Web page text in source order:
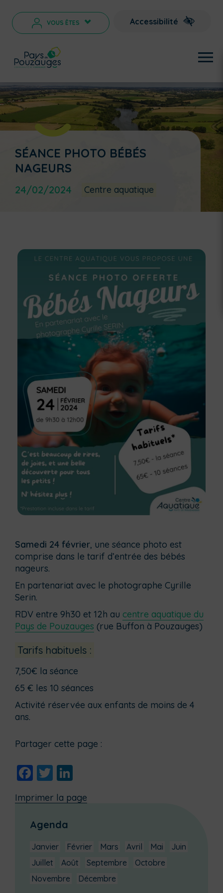
VOUS ÊTES > Accessibilité
SÉANCE PHOTO BÉBÉS
NAGEURS
24/02/2024 Centre aquatique
Samedi 24 février, une séance photo est
comprise dans le tarif d’entrée des bébés
nageurs.
En partenariat avec le photographe Cyrille
Serin.
RDV entre 9h30 et 12h au centre aquatique du
Pays de Pouzauges (rue Buffon à Pouzauges)
Tarifs habituels :
7,50€ la séance
65 € les 10 séances
Activité réservée aux enfants de moins de 4
ans.
Partager cette page :
Facebook
Twitter
Imprimer la page
Agenda
Janvier Février Mars Avril Mai
Juin
Juillet
Août Septembre
Octobre
Novembre
Décembre